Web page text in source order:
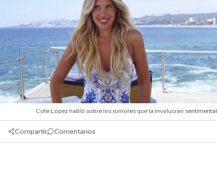
Cote López habló sobre los rumores que la involucran sentimental
Compartir Comentarios